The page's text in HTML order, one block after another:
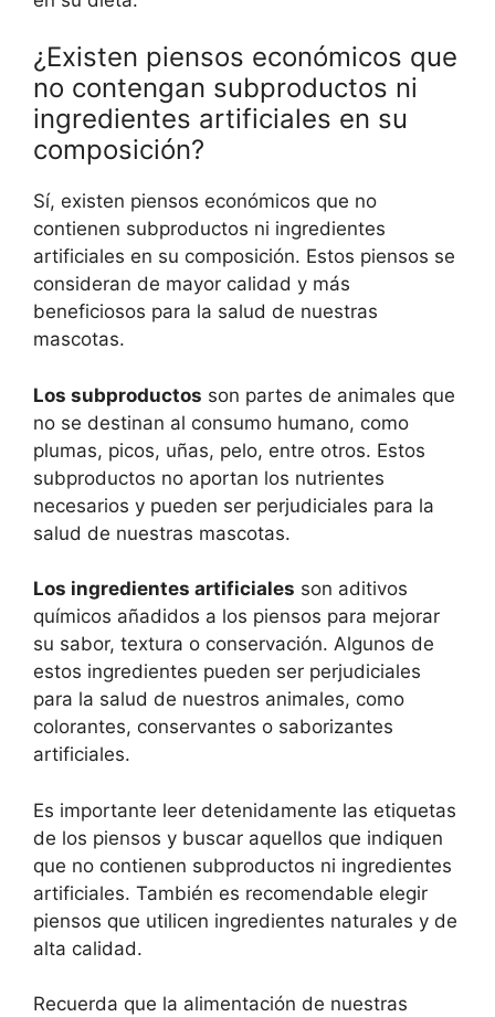
¿Existen piensos económicos que
no contengan subproductos ni
ingredientes artificiales en su
composición?
Sí, existen piensos económicos que no
contienen subproductos ni ingredientes
artificiales en su composición. Estos piensos se
consideran de mayor calidad y más
beneficiosos para la salud de nuestras
mascotas.
Los subproductos son partes de animales que
no se destinan al consumo humano, como
plumas, picos, uñas, pelo, entre otros. Estos
subproductos no aportan los nutrientes
necesarios y pueden ser perjudiciales para la
salud de nuestras mascotas.
Los ingredientes artificiales son aditivos
químicos añadidos a los piensos para mejorar
su sabor, textura o conservación. Algunos de
estos ingredientes pueden ser perjudiciales
para la salud de nuestros animales, como
colorantes, conservantes o saborizantes
artificiales.
Es importante leer detenidamente las etiquetas
de los piensos y buscar aquellos que indiquen
que no contienen subproductos ni ingredientes
artificiales. También es recomendable elegir
piensos que utilicen ingredientes naturales y de
alta calidad.
Recuerda que la alimentación de nuestras